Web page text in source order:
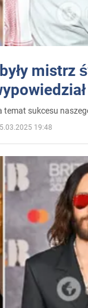
mistrz
temat sukcesu
19:48